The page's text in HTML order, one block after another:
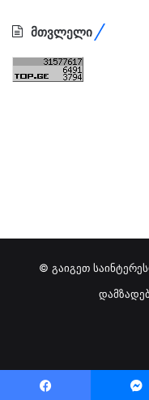
მთვლელი
© გაიგეთ